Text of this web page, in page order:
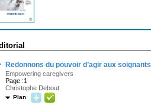
Redonnons du pouvoir d’agir aux soignants
Empowering caregivers
Page :1
Christophe Debout
Plan